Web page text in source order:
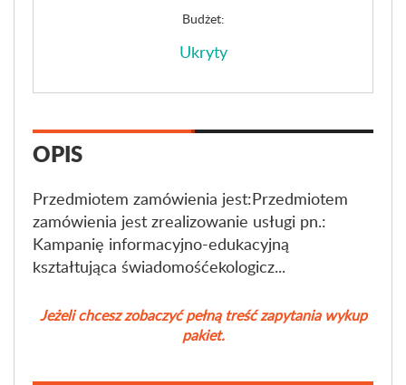
Budżet:
Ukryty
OPIS
Przedmiotem zamówienia jest:Przedmiotem
zamówienia jest zrealizowanie usługi pn.:
Kampanię informacyjno-edukacyjną
kształtująca świadomośćekologicz...
Jeżeli chcesz zobaczyć pełną treść zapytania wykup
pakiet.